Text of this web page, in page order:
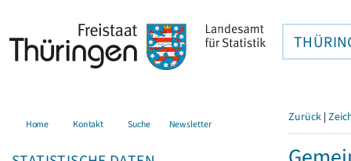
Home Kontakt Suche Newsletter Zurück |